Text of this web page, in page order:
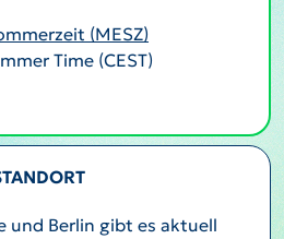
(MESZ)
Time (CEST)
und Berlin gibt es aktuell